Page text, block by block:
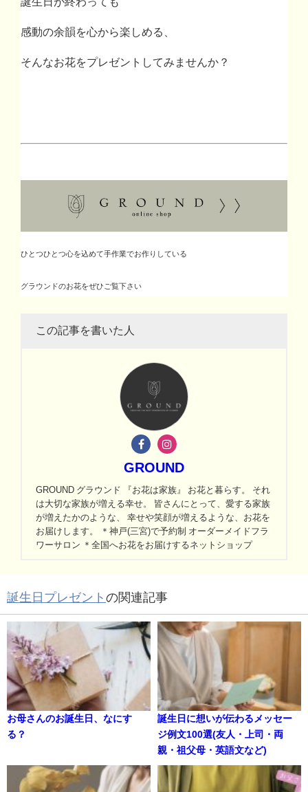
感動の余韻を心から楽しめる、
そんなお花をプレゼントしてみませんか？
ひとつひとつ心を込めて手作業でお作りしている
グラウンドのお花をぜひご覧下さい
この記事を書いた人
GROUND
GROUND グラウンド 『お花は家族』 お花と暮らす。 それ
は大切な家族が増える幸せ。 皆さんにとって、愛する家族
が増えたかのような、 幸せや笑顔が増えるような、お花を
お届けします。 ＊神戸(三宮)で予約制 オーダーメイドフラ
ワーサロン ＊全国へお花をお届けするネットショップ
誕生日プレゼント の関連記事
お母さんのお誕生日、なにす
る？
誕生日に想いが伝わるメッセー
ジ例文100選(友人・上司・両
親・祖父母・英語文など)